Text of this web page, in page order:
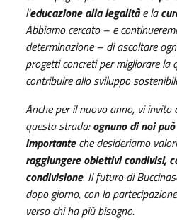
l’educazione alla legalitàe la
Abbiamo cercato – e
determinazione – di ascoltare
progetti concreti per migliorare la
contribuire allo sviluppo
Anche per il nuovo anno, vi invito
questa strada:ognuno di noi
importanteche desideriamo
raggiungere obiettivi condivisi,
condivisione. Il futuro di
dopo giorno, con la
verso chi ha più bisogno.